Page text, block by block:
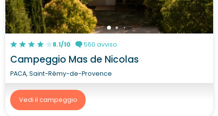
8.1/10 560 avviso
Campeggio Mas de Nicolas
PACA, Saint-Rémy-de-Provence
Vedi il campeggio